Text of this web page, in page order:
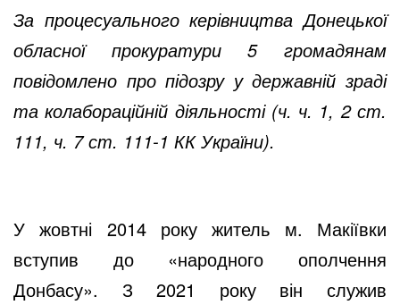
За процесуального керівництва Донецької
обласної прокуратури 5 громадянам
повідомлено про підозру у державній зраді
та колабораційній діяльності (ч. ч. 1, 2 ст.
111, ч. 7 ст. 111-1 КК України).
У жовтні 2014 року житель м. Макіївки
вступив до «народного ополчення
Донбасу». З 2021 року він служив